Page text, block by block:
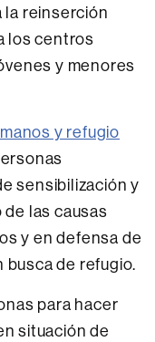
la reinserción
los centros
y menores
y refugio
sensibilización y
las causas
y en defensa de
de refugio.
para hacer
situación de